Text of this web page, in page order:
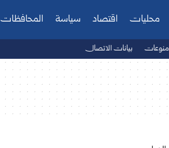
محليات اقتصاد سياسة المحافظات
منوعات بيانات الاتصال